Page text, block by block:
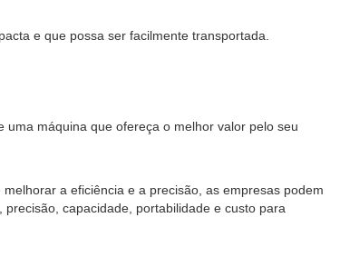
e que possa ser facilmente transportada.
máquina que ofereça o melhor valor pelo seu
a eficiência e a precisão, as empresas podem
capacidade, portabilidade e custo para